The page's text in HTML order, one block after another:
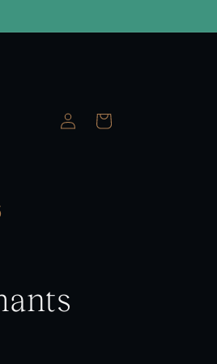
ConnexionPanier